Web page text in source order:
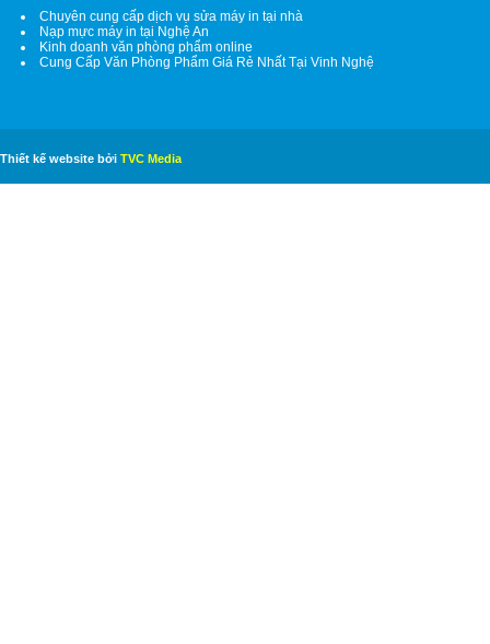
Chuyên cung cấp dịch vụ sửa máy in tại nhà
Nạp mực máy in tại Nghệ An
Kinh doanh văn phòng phẩm online
Cung Cấp Văn Phòng Phẩm Giá Rẻ Nhất Tại Vinh Nghệ
Thiết kế website bởi TVC Media